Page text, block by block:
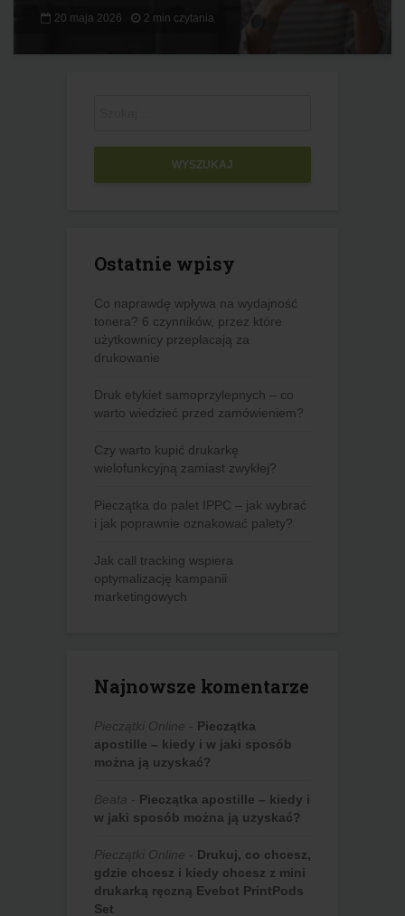
20 maja 2026 2 min czytania
WYSZUKAJ
Ostatnie wpisy
Co naprawdę wpływa na wydajność
tonera? 6 czynników, przez które
użytkownicy przepłacają za
drukowanie
Druk etykiet samoprzylepnych – co
warto wiedzieć przed zamówieniem?
Czy warto kupić drukarkę
wielofunkcyjną zamiast zwykłej?
Pieczątka do palet IPPC – jak wybrać
i jak poprawnie oznakować palety?
Jak call tracking wspiera
optymalizację kampanii
marketingowych
Najnowsze komentarze
Pieczątki Online - Pieczątka
apostille – kiedy i w jaki sposób
można ją uzyskać?
Beata - Pieczątka apostille – kiedy i
w jaki sposób można ją uzyskać?
Pieczątki Online - Drukuj, co chcesz,
gdzie chcesz i kiedy chcesz z mini
drukarką ręczną Evebot PrintPods
Set